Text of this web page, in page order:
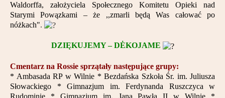
Trasy
Darczyńcy
Partnerzy
Kontakt
Waldorffa, założyciela Społecznego Komitetu Opieki nad
Starymi Powązkami – że ,,zmarli będą Was całować po
nóżkach".
DZIĘKUJEMY – DĖKOJAME
Cmentarz na Rossie sprzątały następujące grupy:
* Ambasada RP w Wilnie * Bezdańska Szkoła Śr. im. Juliusza
Słowackiego * Gimnazjum im. Ferdynanda Ruszczyca w
Rudominie * Gimnazjum im. Jana Pawła II w Wilnie *